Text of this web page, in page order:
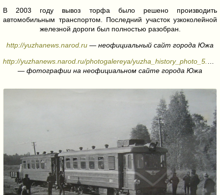
В 2003 году вывоз торфа было решено производить
автомобильным транспортом. Последний участок узкоколейной
железной дороги был полностью разобран.
http://yuzhanews.narod.ru — неофициальный сайт города Южа
— фотографии на неофициальном сайте города Южа